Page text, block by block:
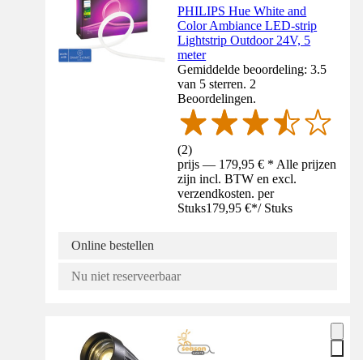
PHILIPS Hue White and
Color Ambiance LED-strip
Lightstrip Outdoor 24V, 5
meter
Gemiddelde beoordeling: 3.5
van 5 sterren. 2
Beoordelingen.
(2)
prijs — 179,95 € * Alle prijzen
zijn incl. BTW en excl.
verzendkosten. per
Stuks179,95 €*/ Stuks
Online bestellen
Nu niet reserveerbaar